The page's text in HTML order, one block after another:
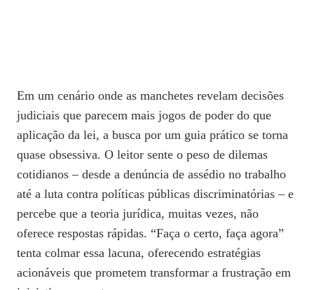
Em um cenário onde as manchetes revelam decisões
judiciais que parecem mais jogos de poder do que
aplicação da lei, a busca por um guia prático se torna
quase obsessiva. O leitor sente o peso de dilemas
cotidianos – desde a denúncia de assédio no trabalho
até a luta contra políticas públicas discriminatórias – e
percebe que a teoria jurídica, muitas vezes, não
oferece respostas rápidas. “Faça o certo, faça agora”
tenta colmar essa lacuna, oferecendo estratégias
acionáveis que prometem transformar a frustração em